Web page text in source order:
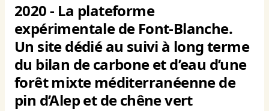
2020 - La plateforme
expérimentale de Font-Blanche.
Un site dédié au suivi à long terme
du bilan de carbone et d’eau d’une
forêt mixte méditerranéenne de
pin d’Alep et de chêne vert